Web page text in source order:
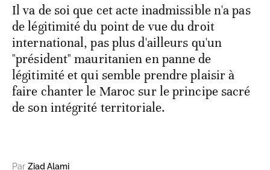
Il va de soi que cet acte inadmissible n'a pas
de légitimité du point de vue du droit
international, pas plus d'ailleurs qu'un
"président" mauritanien en panne de
légitimité et qui semble prendre plaisir à
faire chanter le Maroc sur le principe sacré
de son intégrité territoriale.
Par Ziad Alami